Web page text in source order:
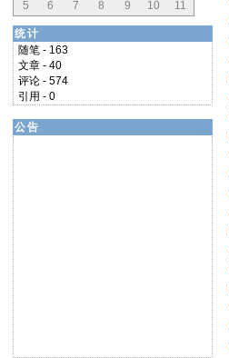
5
6 7 8 9 10 11
统计
随笔 - 163
文章 - 40
评论 - 574
引用 - 0
公告